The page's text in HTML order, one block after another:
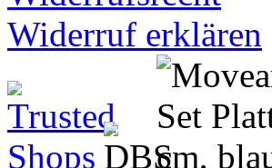
Widerruf erklären